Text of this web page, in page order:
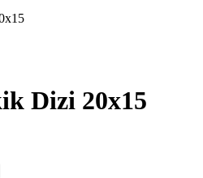
Dizi 20x15